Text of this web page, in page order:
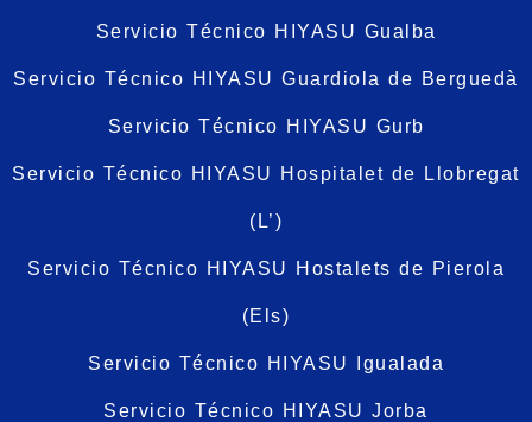
Servicio Técnico HIYASU Gualba
Servicio Técnico HIYASU Guardiola de Berguedà
Servicio Técnico HIYASU Gurb
Servicio Técnico HIYASU Hospitalet de Llobregat
(L’)
Servicio Técnico HIYASU Hostalets de Pierola
(Els)
Servicio Técnico HIYASU Igualada
Servicio Técnico HIYASU Jorba